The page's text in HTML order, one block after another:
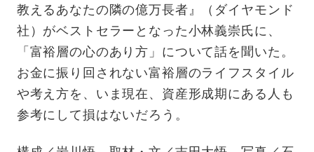
教えるあなたの隣の億万長者』（ダイヤモンド
社）がベストセラーとなった小林義崇氏に、
「富裕層の心のあり方」について話を聞いた。
お金に振り回されない富裕層のライフスタイル
や考え方を、いま現在、資産形成期にある人も
参考にして損はないだろう。